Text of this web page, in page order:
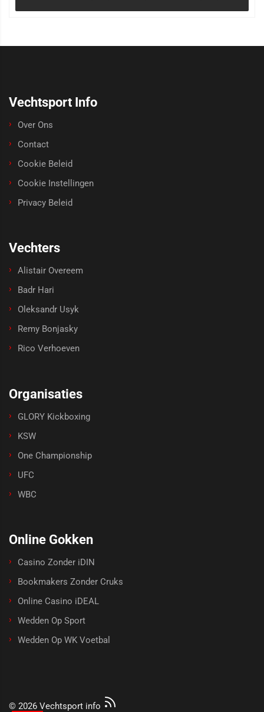
Vechtsport Info
Over Ons
Contact
Cookie Beleid
Cookie Instellingen
Privacy Beleid
Vechters
Alistair Overeem
Badr Hari
Oleksandr Usyk
Remy Bonjasky
Rico Verhoeven
Organisaties
GLORY Kickboxing
KSW
One Championship
UFC
WBC
Online Gokken
Casino Zonder iDIN
Bookmakers Zonder Cruks
Online Casino iDEAL
Wedden Op Sport
Wedden Op WK Voetbal
© 2026 Vechtsport info